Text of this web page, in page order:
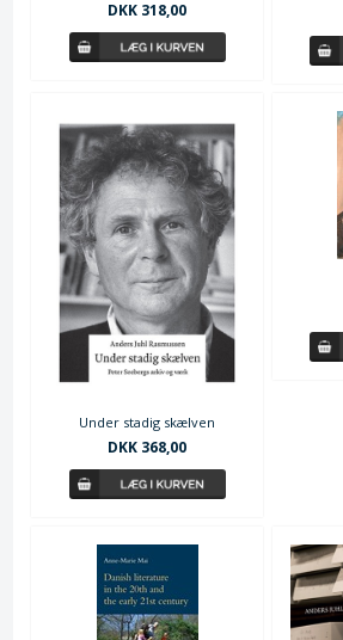
DKK 318,00
Under stadig skælven
DKK 368,00